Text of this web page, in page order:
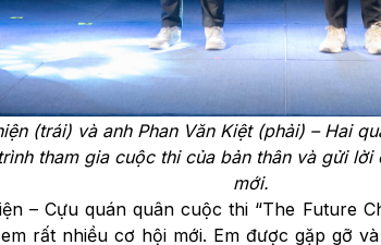
(trái) và anh Phan Văn Kiệt (phải) – Hai
tham gia cuộc thi của bản thân và gửi
mới.
– Cựu quán quân cuộc thi “The Future
rất nhiều cơ hội mới. Em được gặp gỡ